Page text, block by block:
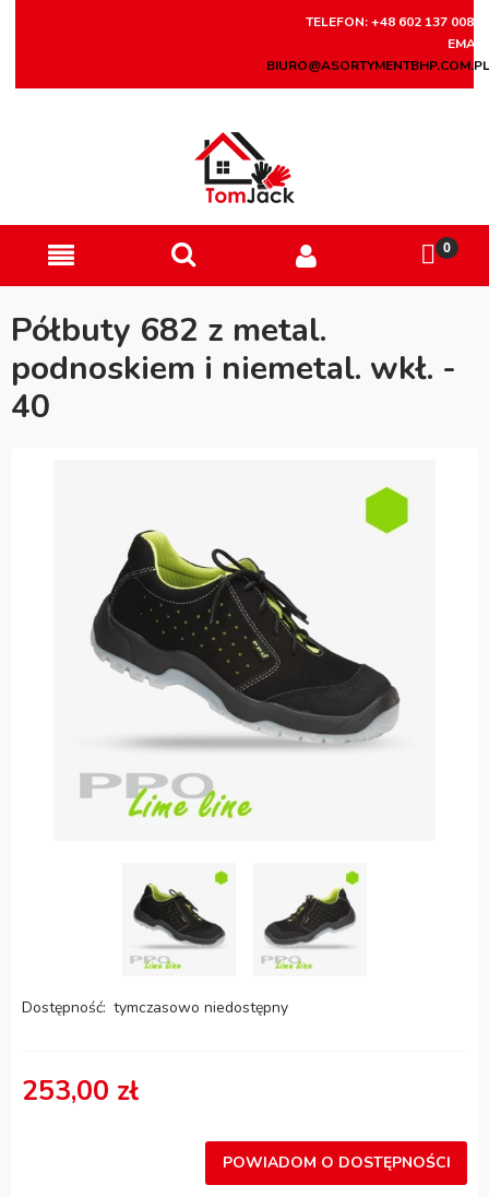
TELEFON: +48 602 137 008
EMAIL:
BIURO@ASORTYMENTBHP.COM.PL
Półbuty 682 z metal.
podnoskiem i niemetal. wkł. -
40
Dostępność: tymczasowo niedostępny
253,00 zł
POWIADOM O DOSTĘPNOŚCI